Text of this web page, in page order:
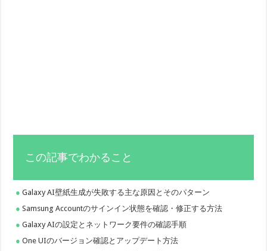
この記事でわかること
Galaxy AI壁紙生成が失敗する主な原因とそのパターン
Samsung Accountのサインイン状態を確認・修正する方法
Galaxy AIの設定とネットワーク要件の確認手順
One UIのバージョン確認とアップデート方法